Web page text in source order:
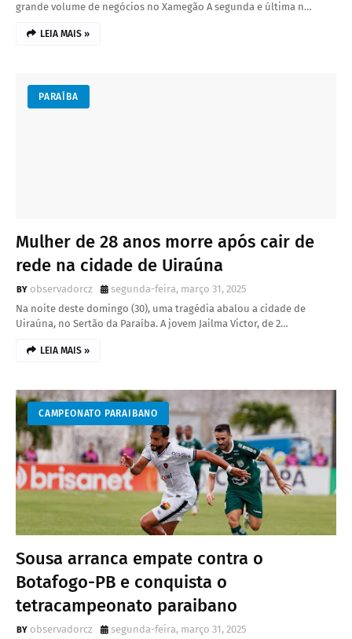
grande volume de negócios no Xamegão A segunda e última n…
LEIA MAIS »
PARAÍBA
Mulher de 28 anos morre após cair de
rede na cidade de Uiraúna
observadorcz
segunda-feira, março 31, 2025
Na noite deste domingo (30), uma tragédia abalou a cidade de
Uiraúna, no Sertão da Paraíba. A jovem Jailma Victor, de 2…
LEIA MAIS »
CAMPEONATO PARAIBANO
Sousa arranca empate contra o
Botafogo-PB e conquista o
tetracampeonato paraibano
observadorcz
segunda-feira, março 31, 2025